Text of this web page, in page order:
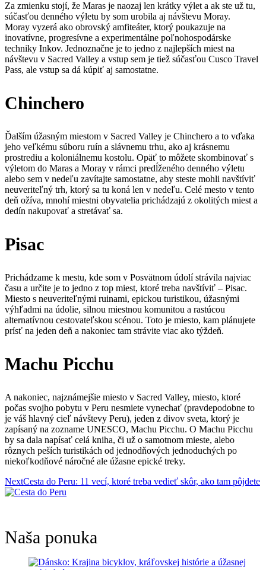
Za zmienku stojí, že Maras je naozaj len krátky výlet a ak ste už tu,
súčasťou denného výletu by som urobila aj návštevu Moray.
Moray vyzerá ako obrovský amfiteáter, ktorý poukazuje na
inovatívne, progresívne a experimentálne poľnohospodárske
techniky Inkov. Jednoznačne je to jedno z najlepších miest na
návštevu v Sacred Valley a vstup sem je tiež súčasťou Cusco Travel
Pass, ale vstup sa dá kúpiť aj samostatne.
Chinchero
Ďalším úžasným miestom v Sacred Valley je Chinchero a to vďaka
jeho veľkému súboru ruín a slávnemu trhu, ako aj krásnemu
prostrediu a koloniálnemu kostolu. Opäť to môžete skombinovať s
výletom do Maras a Moray v rámci predĺženého denného výletu
alebo sem v nedeľu zavítajte samostatne, aby steste mohli navštíviť
neuveriteľný trh, ktorý sa tu koná len v nedeľu. Celé mesto v tento
deň ožíva, mnohí miestni obyvatelia prichádzajú z okolitých miest a
dedín nakupovať a stretávať sa.
Pisac
Prichádzame k mestu, kde som v Posvätnom údolí strávila najviac
času a určite je to jedno z top miest, ktoré treba navštíviť – Pisac.
Miesto s neuveriteľnými ruinami, epickou turistikou, úžasnými
výhľadmi na údolie, silnou miestnou komunitou a rastúcou
alternatívnou cestovateľskou scénou. Toto je miesto, kam plánujete
prísť na jeden deň a nakoniec tam strávite viac ako týždeň.
Machu Picchu
A nakoniec, najznámejšie miesto v Sacred Valley, miesto, ktoré
počas svojho pobytu v Peru nesmiete vynechať (pravdepodobne to
je váš hlavný cieľ návštevy Peru), jeden z divov sveta, ktorý je
zapísaný na zozname UNESCO, Machu Picchu. O Machu Picchu
by sa dala napísať celá kniha, či už o samotnom mieste, alebo
rôznych peších turistikách od jednodňových jednoduchých po
niekoľkodňové náročné ale úžasne epické treky.
Navigácia
NextCesta do Peru: 11 vecí, ktoré treba vedieť skôr, ako tam pôjdete
Naša ponuka